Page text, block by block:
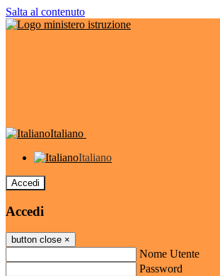
Salta al contenuto
Italiano
Italiano
Accedi
Accedi
button close ×
Nome Utente
Password